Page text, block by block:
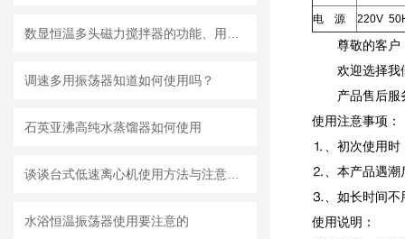
调速多用振荡器知道如何使用吗？
石英亚沸高纯水蒸馏器如何使用
水浴恒温振荡器使用要注意的
电 源 220V
尊敬的客户
欢迎选择我
产品售后服
使用注意事项：
⒈、初次使用时
⒉、本产品遇潮
⒊、如长时间不
使用说明：